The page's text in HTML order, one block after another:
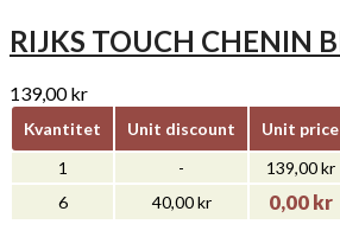
RIJKS TOUCH CHENIN
139,00 kr
Kvantitet Unit discount
Unit price
1
-
139,00 kr
6
40,00 kr 0,00 kr